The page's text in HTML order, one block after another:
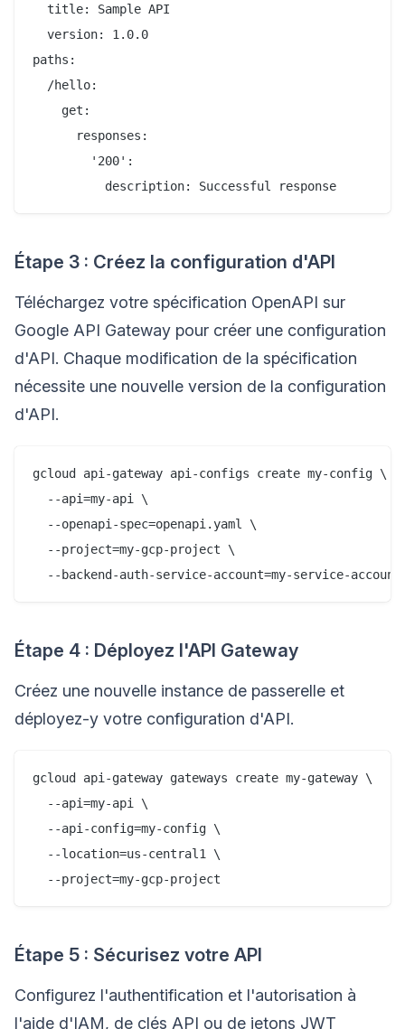
  title: Sample API
  version: 1.0.0
paths:
  /hello:
    get:
      responses:
        '200':
Étape 3 : Créez la configuration d'API
Téléchargez votre spécification OpenAPI sur
Google API Gateway pour créer une configuration
d'API. Chaque modification de la spécification
nécessite une nouvelle version de la configuration
d'API.
gcloud api-gateway api-configs create my-config \
  --api=my-api \
  --openapi-spec=openapi.yaml \
  --project=my-gcp-project \
Étape 4 : Déployez l'API Gateway
Créez une nouvelle instance de passerelle et
déployez-y votre configuration d'API.
gcloud api-gateway gateways create my-gateway \
  --api=my-api \
  --api-config=my-config \
  --location=us-central1 \
Étape 5 : Sécurisez votre API
Configurez l'authentification et l'autorisation à
l'aide d'IAM, de clés API ou de jetons JWT